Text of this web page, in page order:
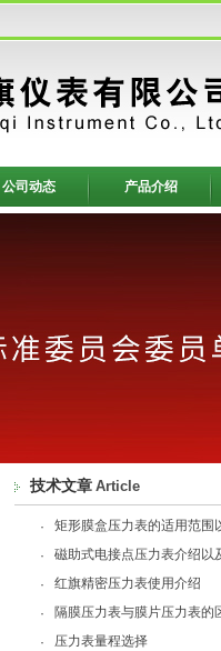
公司动态 产品介绍
技术文章 Article
·
矩形膜盒压力表的适用范围
·
磁助式电接点压力表介绍以
·
红旗精密压力表使用介绍
·
隔膜压力表与膜片压力表的
·
压力表量程选择